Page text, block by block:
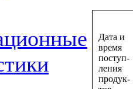
Дата и
время
поступ-
ления
продук-